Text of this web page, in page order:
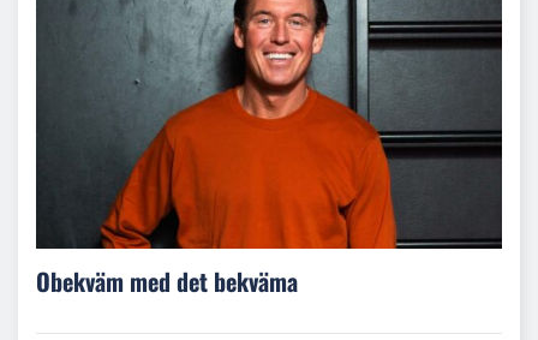
Obekväm med det bekväma